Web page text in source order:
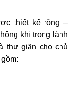
thiết kế rộng –
khí trong lành
thư giãn cho chủ